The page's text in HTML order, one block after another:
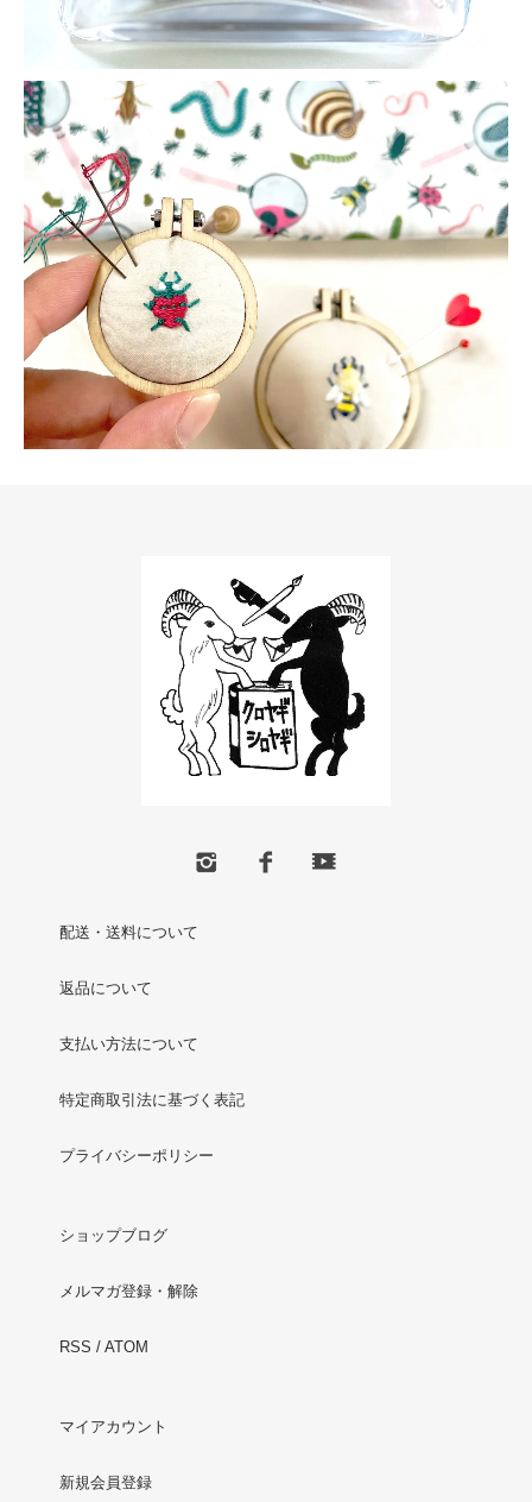
配送・送料について
返品について
支払い方法について
特定商取引法に基づく表記
プライバシーポリシー
ショップブログ
メルマガ登録・解除
RSS / ATOM
マイアカウント
新規会員登録